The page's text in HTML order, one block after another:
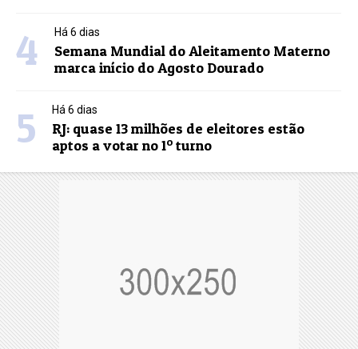
4 Há 6 dias
Semana Mundial do Aleitamento Materno
marca início do Agosto Dourado
5 Há 6 dias
RJ: quase 13 milhões de eleitores estão
aptos a votar no 1º turno